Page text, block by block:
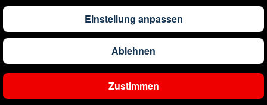
Einstellung anpassen
Ablehnen
Zustimmen